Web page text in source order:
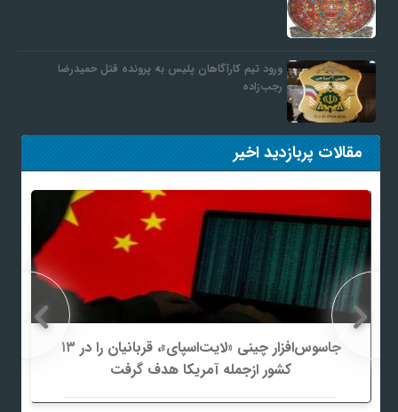
ورود تیم کارآگاهان پلیس به پرونده قتل حمیدرضا
رجب‌زاده
مقالات پربازدید اخیر
جاسوس‌افزار چینی «لایت‌اسپای»، قربانیان را در ۱۳
کشور ازجمله آمریکا هدف گرفت